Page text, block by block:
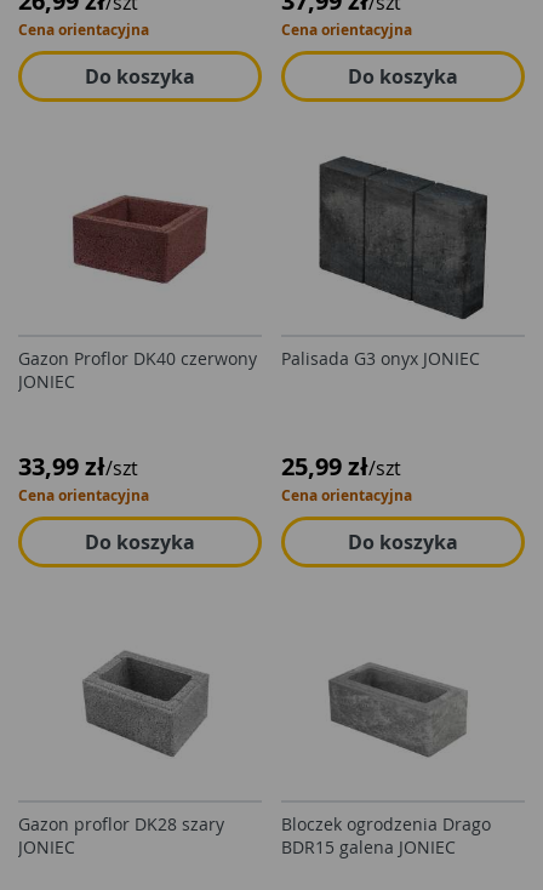
Cena orientacyjna
Do koszyka
Cena orientacyjna
Do koszyka
Gazon Proflor DK40 czerwony
JONIEC
33,99 zł/szt
Cena orientacyjna
Do koszyka
Palisada G3 onyx JONIEC
25,99 zł/szt
Cena orientacyjna
Do koszyka
Gazon proflor DK28 szary
JONIEC
Bloczek ogrodzenia Drago
BDR15 galena JONIEC